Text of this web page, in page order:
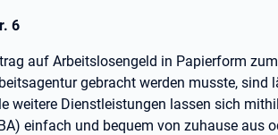
6
auf Arbeitslosengeld in Papierform
gebracht werden musste, sind
weitere Dienstleistungen lassen sich
einfach und bequem von zuhause aus